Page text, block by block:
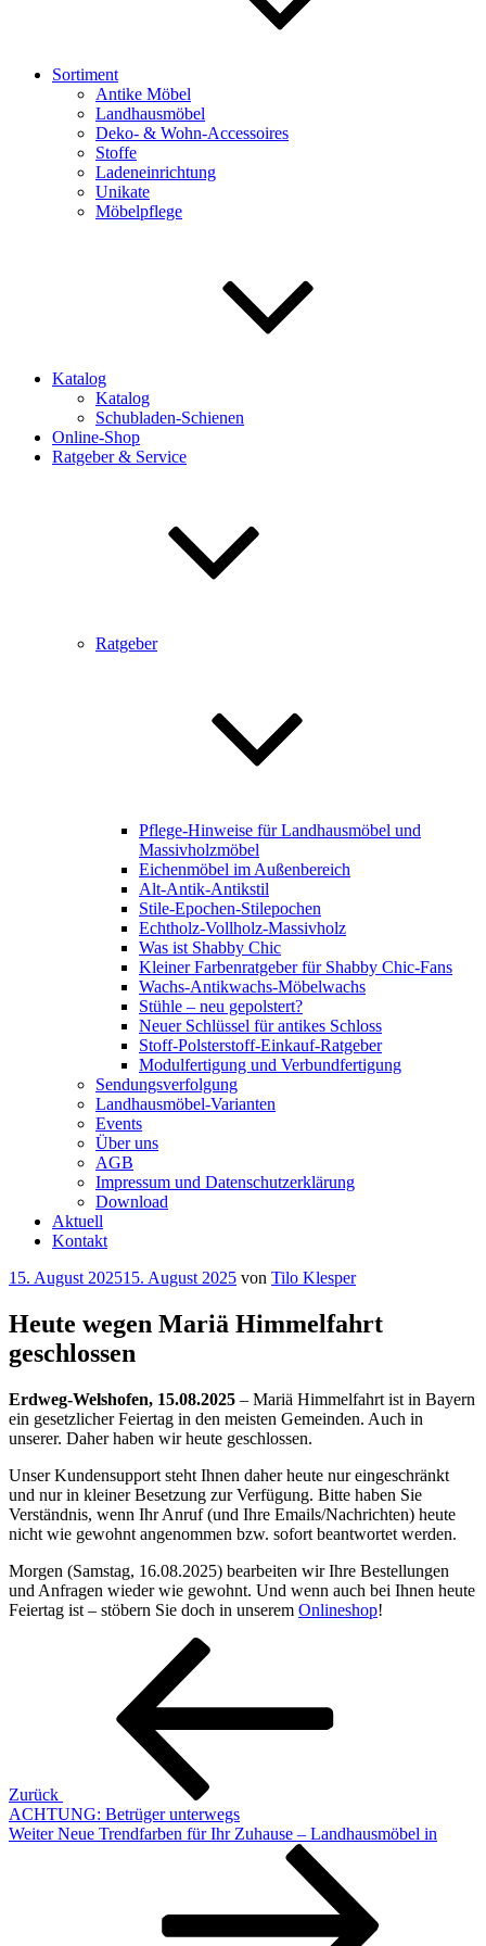
Sortiment
Antike Möbel
Landhausmöbel
Deko- & Wohn-Accessoires
Stoffe
Ladeneinrichtung
Unikate
Möbelpflege
Katalog
Katalog
Schubladen-Schienen
Online-Shop
Ratgeber & Service
Ratgeber
Pflege-Hinweise für Landhausmöbel und
Massivholzmöbel
Eichenmöbel im Außenbereich
Alt-Antik-Antikstil
Stile-Epochen-Stilepochen
Echtholz-Vollholz-Massivholz
Was ist Shabby Chic
Kleiner Farbenratgeber für Shabby Chic-Fans
Wachs-Antikwachs-Möbelwachs
Stühle – neu gepolstert?
Neuer Schlüssel für antikes Schloss
Stoff-Polsterstoff-Einkauf-Ratgeber
Modulfertigung und Verbundfertigung
Sendungsverfolgung
Landhausmöbel-Varianten
Events
Über uns
AGB
Impressum und Datenschutzerklärung
Download
Aktuell
Kontakt
Veröffentlicht
15. August 202515. August 2025 von Tilo Klesper
Heute wegen Mariä Himmelfahrt
geschlossen
Erdweg-Welshofen, 15.08.2025 – Mariä Himmelfahrt ist in Bayern
ein gesetzlicher Feiertag in den meisten Gemeinden. Auch in
unserer. Daher haben wir heute geschlossen.
Unser Kundensupport steht Ihnen daher heute nur eingeschränkt
und nur in kleiner Besetzung zur Verfügung. Bitte haben Sie
Verständnis, wenn Ihr Anruf (und Ihre Emails/Nachrichten) heute
nicht wie gewohnt angenommen bzw. sofort beantwortet werden.
Morgen (Samstag, 16.08.2025) bearbeiten wir Ihre Bestellungen
und Anfragen wieder wie gewohnt. Und wenn auch bei Ihnen heute
Feiertag ist – stöbern Sie doch in unserem Onlineshop!
Beitragsnavigation
Zurück
ACHTUNG: Betrüger unterwegs
Nächster
Weiter Neue Trendfarben für Ihr Zuhause – Landhausmöbel in